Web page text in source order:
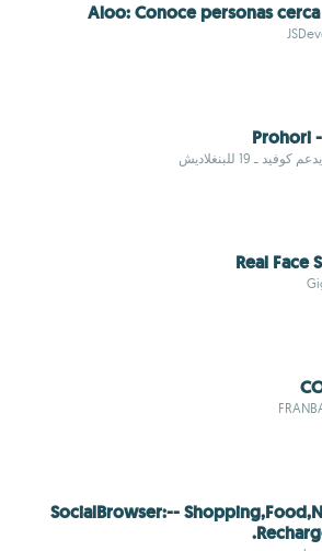
Aloo: Conoce personas
Prohori -
ـ 19 للبنغلاديش
Real Face
SocialBrowser:--